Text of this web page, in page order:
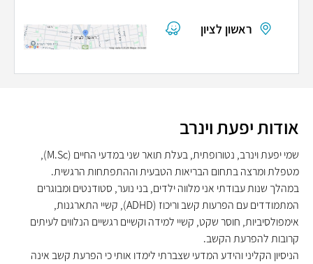
ראשון לציון
אודות יפעת וינרב
שמי יפעת וינרב, נטורופתית, בעלת תואר שני במדעי החיים (M.Sc),
מטפלת ומרצה בתחום הבריאות הטבעית וההתפתחות הרגשית.
במהלך שנות עבודתי אני מלווה ילדים, בני נוער, סטודנטים ומבוגרים
המתמודדים עם הפרעות קשב וריכוז (ADHD),
קשיי התארגנות,
אימפולסיביות, חוסר שקט, קשיי למידה וקשיים רגשיים הנלווים לעיתים
קרובות להפרעת הקשב.
הניסיון הקליני והידע המדעי שצברתי לימדו אותי כי הפרעת קשב אינה